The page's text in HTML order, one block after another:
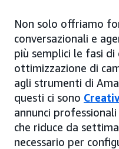
Non solo offriamo
conversazionali e
più semplici le fasi di
ottimizzazione di
agli strumenti di
questi ci sono
annunci
che riduce da
necessario per